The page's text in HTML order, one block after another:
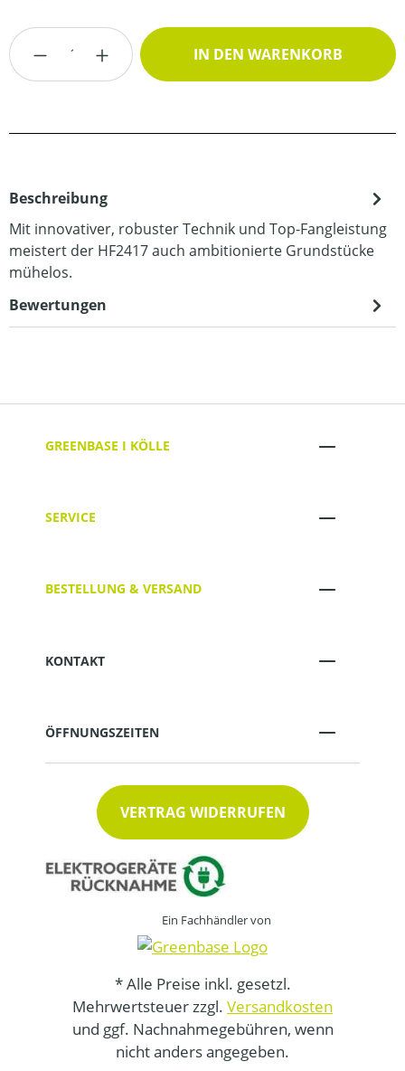
Produkt Anzahl: Gib den gewünschten
IN DEN WARENKORB
Beschreibung
Mit innovativer, robuster Technik und Top-Fangleistung
meistert der HF2417 auch ambitionierte Grundstücke
mühelos.
Bewertungen
GREENBASE I KÖLLE
SERVICE
BESTELLUNG & VERSAND
KONTAKT
ÖFFNUNGSZEITEN
VERTRAG WIDERRUFEN
Ein Fachhändler von
* Alle Preise inkl. gesetzl.
Mehrwertsteuer zzgl. Versandkosten
und ggf. Nachnahmegebühren, wenn
nicht anders angegeben.